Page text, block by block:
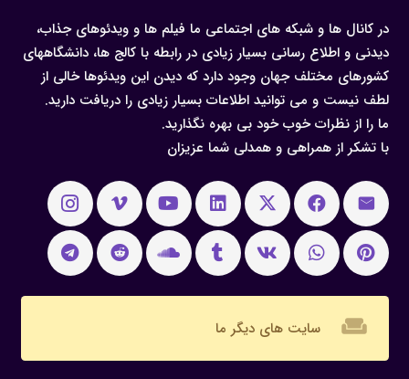
در کانال ها و شبکه های اجتماعی ما فیلم ها و ویدئوهای جذاب،
دیدنی و اطلاع رسانی بسیار زیادی در رابطه با کالج ها، دانشگاههای
کشورهای مختلف جهان وجود دارد که دیدن این ویدئوها خالی از
لطف نیست و می توانید اطلاعات بسیار زیادی را دریافت دارید.
ما را از نظرات خوب خود بی بهره نگذارید.
با تشکر از همراهی و همدلی شما عزیزان
weekend سایت های دیگر ما